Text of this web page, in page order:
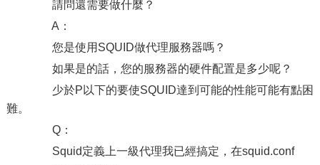
請問還需要做什麼？
A：
您是使用SQUID做代理服務器嗎？
如果是的話，您的服務器的硬件配置是多少呢？
少於P以下的要使SQUID達到可能的性能可能有點困
難。
Q：
Squid定義上一級代理我已經搞定，在squid.conf